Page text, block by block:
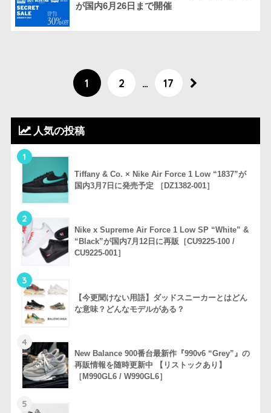
が国内6月26日まで開催
1 2 … 17
人気の投稿
1
Tiffany & Co. × Nike Air Force 1 Low “1837”が
国内3月7日に発売予定 ［DZ1382-001］
2
Nike x Supreme Air Force 1 Low SP “White” &
“Black”が国内7月12日に再販［CU9225-100 /
CU9225-001］
3
【今更聞けない用語】ダッドスニーカーとはどん
な意味？どんなモデルがある？
4
New Balance 900番台最新作『990v6 “Grey”』の
再販情報を随時更新中 【リストックあり】
［M990GL6 / W990GL6］
5